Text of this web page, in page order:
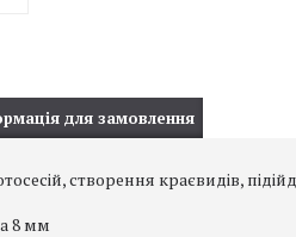
для замовлення
створення краєвидів,
8 мм